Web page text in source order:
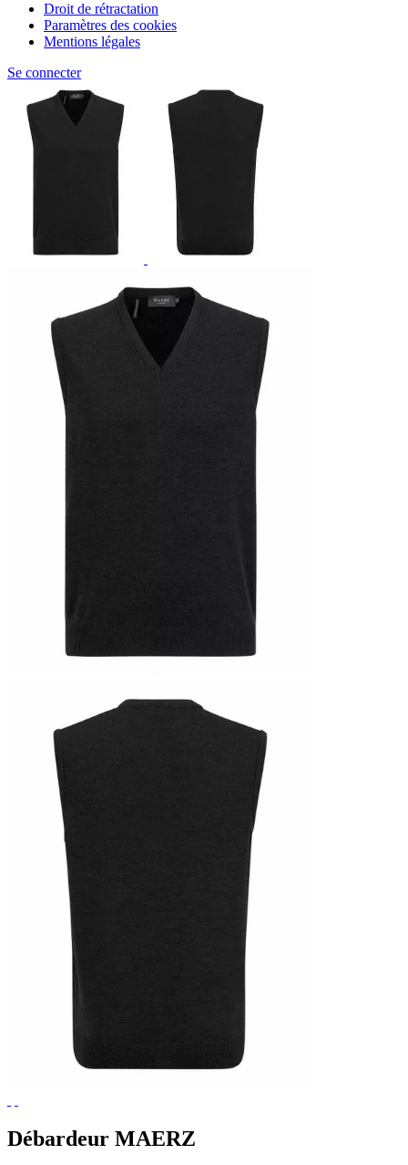
Droit de rétractation
Paramètres des cookies
Mentions légales
Se connecter
Débardeur MAERZ